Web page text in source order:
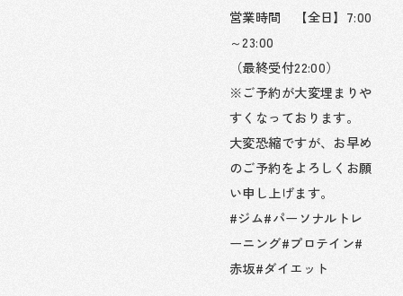
営業時間 【全日】7:00
～23:00
（最終受付22:00）
※ご予約が大変埋まりや
すくなっております。
大変恐縮ですが、お早め
のご予約をよろしくお願
い申し上げます。
#ジム#パーソナルトレ
ーニング#プロテイン#
赤坂#ダイエット